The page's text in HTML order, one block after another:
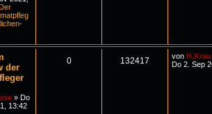
Der
der
» Do
13:42
0 132417 von
Do 2. Sep